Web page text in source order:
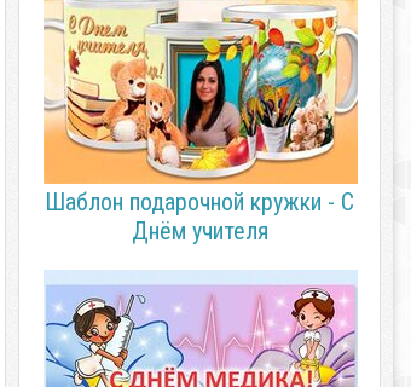
Шаблон подарочной кружки - С
Днём учителя